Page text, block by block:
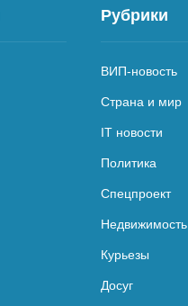
Рубрики
ВИП-новость
Страна и мир
IT новости
Политика
Спецпроект
Недвижимость
Курьезы
Досуг